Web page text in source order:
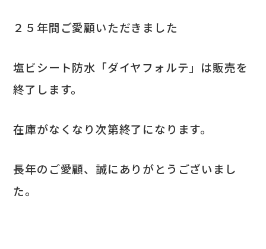
２５年間ご愛顧いただきました
塩ビシート防水「ダイヤフォルテ」は販売を
終了します。
在庫がなくなり次第終了になります。
長年のご愛顧、誠にありがとうございまし
た。